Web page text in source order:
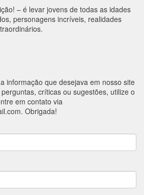
– é levar jovens de todas as idades
personagens incríveis, realidades
informação que desejava em nosso site
críticas ou sugestões, utilize o
em contato via
. Obrigada!